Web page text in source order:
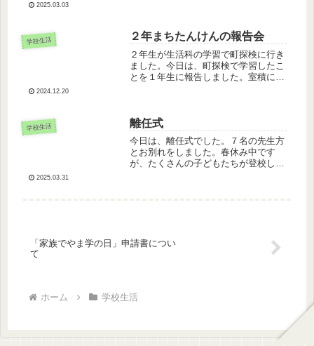
ご来校いただきありがとうございまし
た...
2025.03.03
学校生活 ２年まちたんけんの報告会
２年生が生活科の学習で町探検に行き
ました。今日は、町探検で学習したこ
とを１年生に報告しました。室積にあ
た。１年生は、来年２年生になって町
探検...
2024.12.20
学校生活 離任式
今日は、離任式でした。７名の先生方
とお別れをしました。春休み中です
が、たくさんの子どもたちが登校して
2025.03.31
「家族でやま学の日」申請書につい
て
ホーム 学校生活